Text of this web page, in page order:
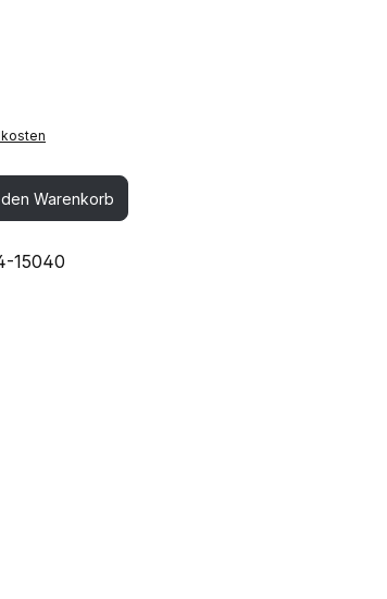
Wert ein oder benutze die
Warenkorb
15040